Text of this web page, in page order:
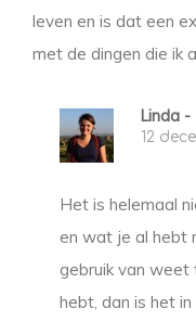
leven en is dat een
met de dingen die ik
Linda -
12
Het is helemaal
en wat je al hebt
gebruik van weet
hebt, dan is het